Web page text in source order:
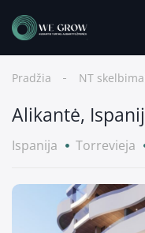
Pradžia NT
Alikantė,
Ispanija Torrevieja